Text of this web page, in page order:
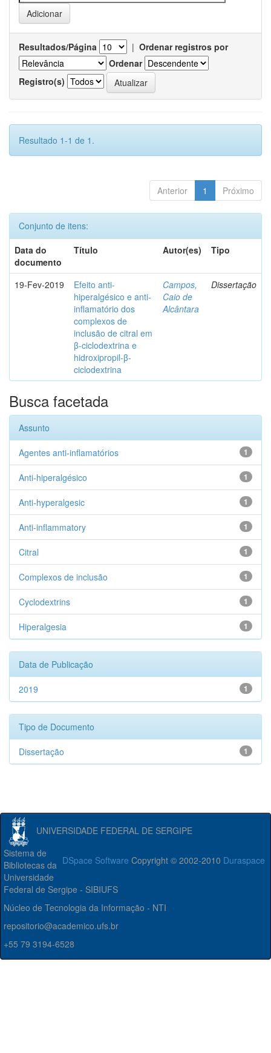
Resultados/Página | Ordenar registros por
Ordenar
Registro(s)
Resultado 1-1 de 1.
Anterior 1 Próximo
Conjunto de itens:
Data do
documento
Título Autor(es) Tipo
19-Fev-2019
Efeito anti-
hiperalgésico e anti-
inflamatório dos
complexos de
inclusão de citral em
β-ciclodextrina e
hidroxipropil-β-
ciclodextrina
Campos,
Caio de
Alcântara
Dissertação
Busca facetada
Assunto
1
Agentes anti-inflamatórios
1
Anti-hiperalgésico
1
Anti-hyperalgesic
1
Anti-inflammatory
1
Citral
1
Complexos de inclusão
1
Cyclodextrins
1
Hiperalgesia
Data de Publicação
1
2019
Tipo de Documento
1
Dissertação
UNIVERSIDADE FEDERAL DE SERGIPE
DSpace Software Copyright © 2002-2010 Duraspace
Sistema de
Bibliotecas da
Universidade
Federal de Sergipe - SIBIUFS
Núcleo de Tecnologia da Informação - NTI
repositorio@academico.ufs.br
+55 79 3194-6528